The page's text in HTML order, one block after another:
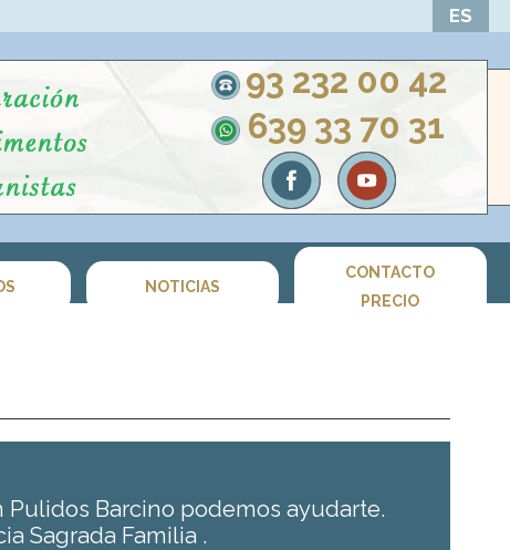
ES
93 232 00 42
639 33 70 31
NOTICIAS
CONTACTO
PRECIO
Pulidos Barcino podemos ayudarte.
Sagrada Familia .